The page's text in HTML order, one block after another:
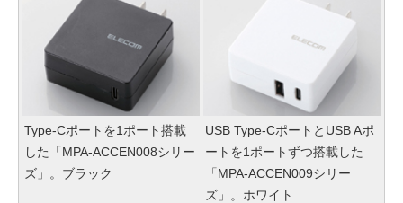
Type-Cポートを1ポート搭載
した「MPA-ACCEN008シリー
ズ」。ブラック
USB Type-CポートとUSB Aポ
ートを1ポートずつ搭載した
「MPA-ACCEN009シリー
ズ」。ホワイト